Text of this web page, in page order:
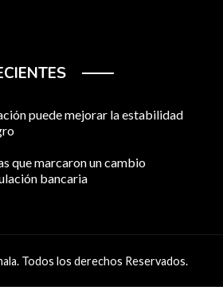
puede mejorar la estabilidad
que marcaron un cambio
bancaria
Todos los derechos Reservados.